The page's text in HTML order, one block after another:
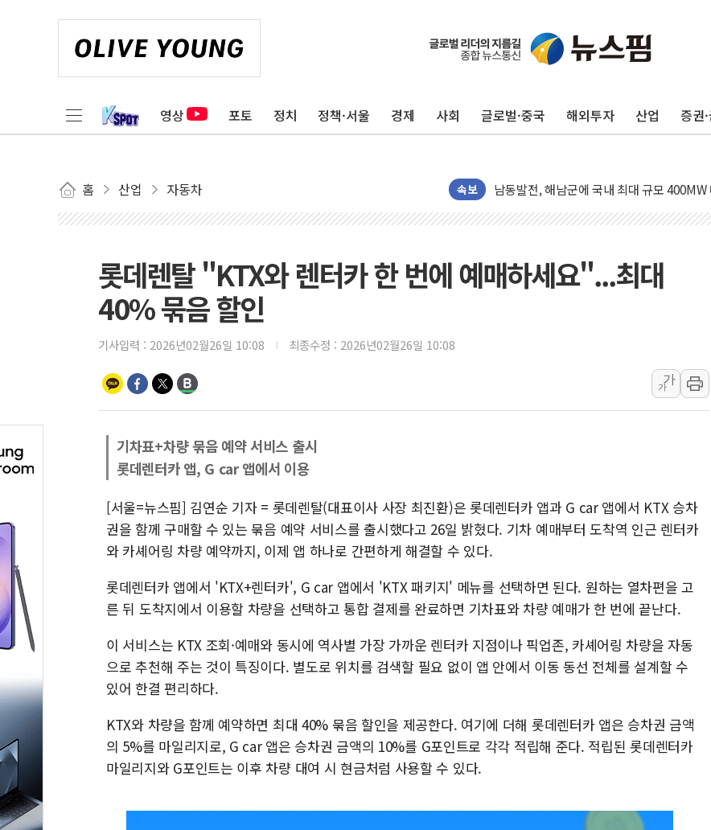
영상 포토 정치 정책·서울 경제 사회 글로벌·중국 해외투자 산업 증권
홈 산업 자동차 속보
[사진] 빈살만과 에르도안의 만남
이란와이어 "이란 최고지도자 위독…곧 사
[인도증시] 중동 불안 속 유가 상승에 소폭
황희 '폐버스 청년주택' SNS 글 역풍에 "정
사우디·튀르키예·파키스탄, '공동방위협정
신길동 신축도 3.3㎡당 7250만원…써밋 클
[베트남 증시] 유동성 부진 지속, 강보합 마
'찜통더위'에 전력수요 역대 최고치 경신…한
포스코홀딩스, 포스코인터·DX 지분 일부 매각
태국 학교서 중학생 총기 난사...최소 7명 사망
40.2도 찍은 서울 등 폭염중대경보 해제…
"文정부 악몽 재현 안돼"...李 부동산 세제
롯데렌탈 "KTX와 렌터카 한 번에 예매하세요"...최대
40% 묶음 할인
기사입력 : 2026년02월26일 10:08 최종수정 : 2026년02월26일 10:08
가
가
기차표+차량 묶음 예약 서비스 출시
롯데렌터카 앱, G car 앱에서 이용
[서울=뉴스핌] 김연순 기자 = 롯데렌탈(대표이사 사장 최진환)은 롯데렌터카 앱과 G car 앱에서 KTX 승차
권을 함께 구매할 수 있는 묶음 예약 서비스를 출시했다고 26일 밝혔다. 기차 예매부터 도착역 인근 렌터카
와 카셰어링 차량 예약까지, 이제 앱 하나로 간편하게 해결할 수 있다.
롯데렌터카 앱에서 'KTX+렌터카', G car 앱에서 'KTX 패키지' 메뉴를 선택하면 된다. 원하는 열차편을 고
른 뒤 도착지에서 이용할 차량을 선택하고 통합 결제를 완료하면 기차표와 차량 예매가 한 번에 끝난다.
이 서비스는 KTX 조회·예매와 동시에 역사별 가장 가까운 렌터카 지점이나 픽업존, 카셰어링 차량을 자동
으로 추천해 주는 것이 특징이다. 별도로 위치를 검색할 필요 없이 앱 안에서 이동 동선 전체를 설계할 수
있어 한결 편리하다.
KTX와 차량을 함께 예약하면 최대 40% 묶음 할인을 제공한다. 여기에 더해 롯데렌터카 앱은 승차권 금액
의 5%를 마일리지로, G car 앱은 승차권 금액의 10%를 G포인트로 각각 적립해 준다. 적립된 롯데렌터카
마일리지와 G포인트는 이후 차량 대여 시 현금처럼 사용할 수 있다.